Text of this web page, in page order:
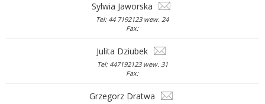
Sylwia Jaworska
Tel: 44 7192123 wew. 24
Fax:
Julita Dziubek
Tel: 447192123 wew. 31
Fax:
Grzegorz Dratwa